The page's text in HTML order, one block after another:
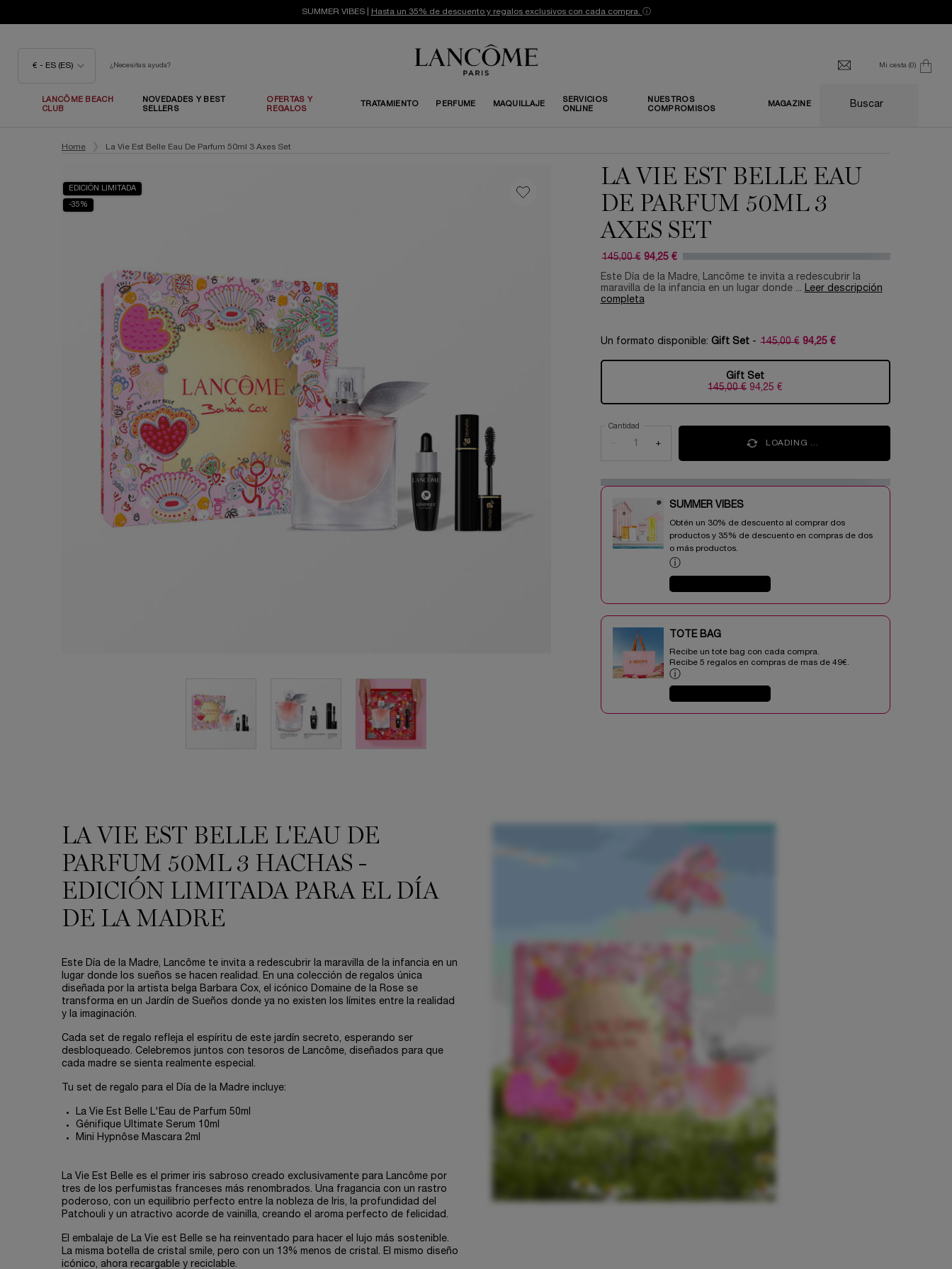
SUMMER VIBES | Hasta un 35% de descuento y regalos exclusivos con cada compra. ⓘ
€ - ES (ES) ¿Necesitas ayuda? Mi cesta 0
0 producto
LANCÔME BEACH
CLUB
NOVEDADES Y BEST
SELLERS
OFERTAS Y
REGALOS
TRATAMIENTO PERFUME MAQUILLAJE
SERVICIOS
ONLINE
NUESTROS
COMPROMISOS
MAGAZINE Buscar
Home
La Vie Est Belle Eau De Parfum 50ml 3 Axes Set
LA VIE EST BELLE EAU
DE PARFUM 50ML 3
AXES SET
Precio antiguo
145,00 €
Precio nuevo
94,25 €
Este Día de la Madre, Lancôme te invita a redescubrir la
maravilla de la infancia en un lugar donde ... Leer descripción
completa
EDICIÓN LIMITADA
-35%
Un formato disponible: Gift Set- 145,00 € 94,25 €
Selecionado
Gift Set
Precio antiguo
145,00 €Precio nuevo
94,25 €
, 1 of 1
Cantidad
+ LOADING ...
SUMMER VIBES​
Obtén un 30% de descuento al comprar dos
productos y 35% de descuento en compras de dos
o más productos.​
ⓘ
TOTE BAG​​
Recibe un tote bag con cada compra.
Recibe 5 regalos en compras de mas de 49€.​
ⓘ
DESCRIPCIÓN y BENEFICIOSLA VIE EST BELLE L'EAU DE
PARFUM 50ML 3 HACHAS -
EDICIÓN LIMITADA PARA EL DÍA
DE LA MADRE
Este Día de la Madre, Lancôme te invita a redescubrir la maravilla de la infancia en un
lugar donde los sueños se hacen realidad. En una colección de regalos única
diseñada por la artista belga Barbara Cox, el icónico Domaine de la Rose se
transforma en un Jardín de Sueños donde ya no existen los límites entre la realidad
y la imaginación.
Cada set de regalo refleja el espíritu de este jardín secreto, esperando ser
desbloqueado. Celebremos juntos con tesoros de Lancôme, diseñados para que
cada madre se sienta realmente especial.
Tu set de regalo para el Día de la Madre incluye:
La Vie Est Belle L'Eau de Parfum 50ml
Génifique Ultimate Serum 10ml
Mini Hypnôse Mascara 2ml
La Vie Est Belle es el primer iris sabroso creado exclusivamente para Lancôme por
tres de los perfumistas franceses más renombrados. Una fragancia con un rastro
poderoso, con un equilibrio perfecto entre la nobleza de Iris, la profundidad del
Patchouli y un atractivo acorde de vainilla, creando el aroma perfecto de felicidad.
El embalaje de La Vie est Belle se ha reinventado para hacer el lujo más sostenible.
La misma botella de cristal smile, pero con un 13% menos de cristal. El mismo diseño
icónico, ahora recargable y reciclable.